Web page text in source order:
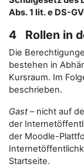
Abs. 1 lit. e DS-
4 Rollen in
Die
bestehen in
Kursraum. Im
beschrieben.
Gast– nicht auf
der
der Moodle-
Startseite.